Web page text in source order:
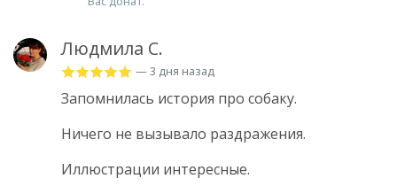
Людмила С.
— 3 дня назад
Запомнилась история про собаку.
Ничего не вызывало раздражения.
Иллюстрации интересные.